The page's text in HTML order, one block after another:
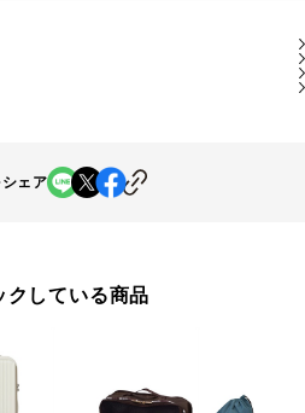
ェア
クしている商品